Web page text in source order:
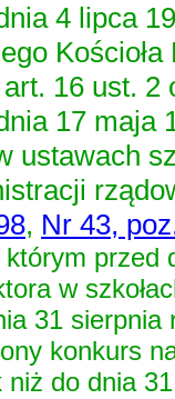
4 lipca
Kościoła
16 ust. 2
17 maja
ustawach
, Nr 43,
przed
w
31 sierpnia
konkurs
niż do dnia